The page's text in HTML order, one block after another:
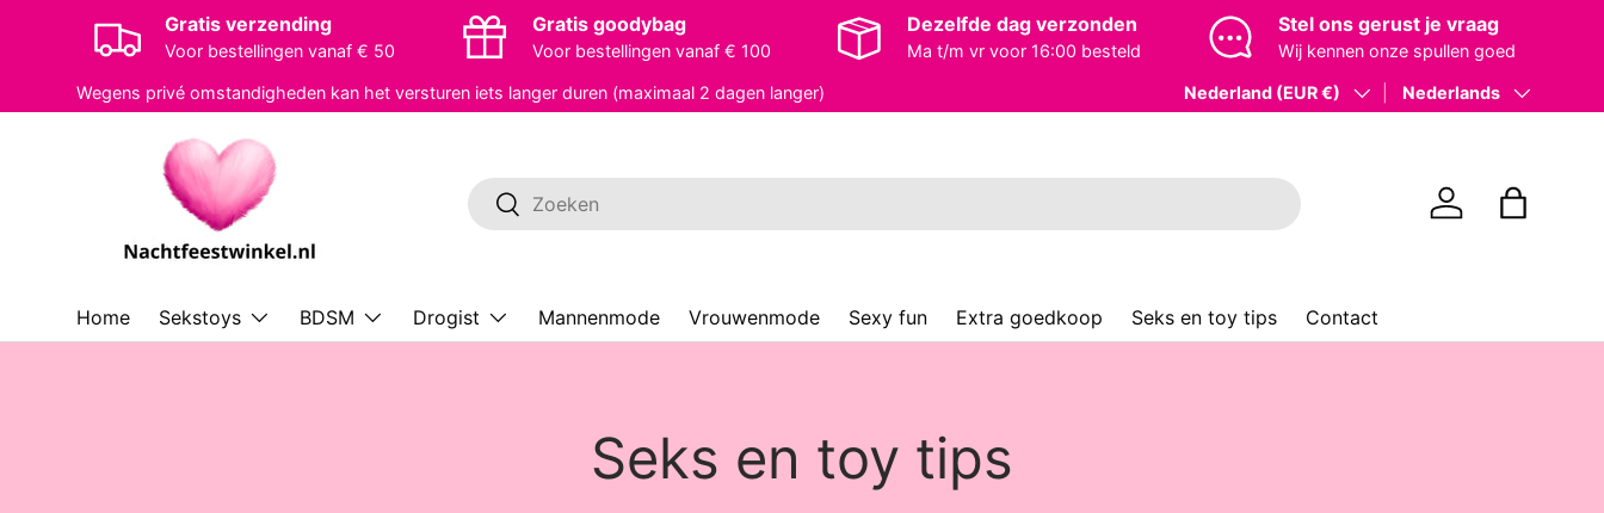
Ga naar inhoud
Gratis verzending
Voor bestellingen vanaf € 50
Gratis goodybag
Voor bestellingen vanaf € 100
Dezelfde dag verzonden
Ma t/m vr voor 16:00 besteld
Stel ons gerust je vraag
Wij kennen onze spullen goed
Wegens privé omstandigheden kan het versturen iets langer duren (maximaal 2 dagen langer) Land/Regio
Nederland (EUR €) Taal Nederlands
Zoeken
Zoeken
InloggenTas
Home Sekstoys BDSM Drogist Mannenmode Vrouwenmode Sexy fun Extra goedkoop Seks en toy tips Contact
Seks en toy tips